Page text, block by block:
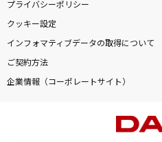
プライバシーポリシー
クッキー設定
インフォマティブデータの取得について
ご契約方法
企業情報（コーポレートサイト）